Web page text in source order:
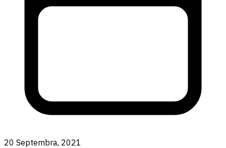
20 Septembra, 2021